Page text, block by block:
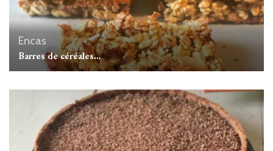
Encas
Barres de céréales…